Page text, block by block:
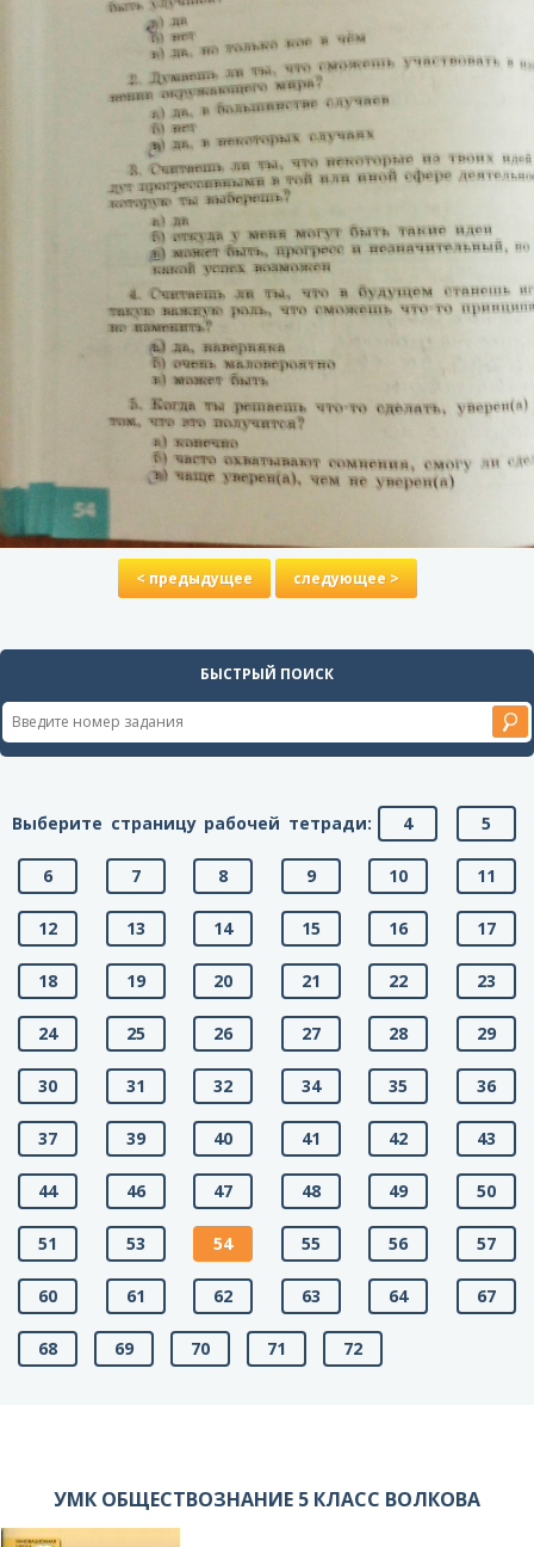
< предыдущее следующее >
БЫСТРЫЙ ПОИСК
Выберите страницу рабочей тетради: 4 5
6 7 8 9 10 11
12 13 14 15 16 17
18 19 20 21 22 23
24 25 26 27 28 29
30 31 32 34 35 36
37 39 40 41 42 43
44 46 47 48 49 50
51 53 54 55 56 57
60 61 62 63 64 67
68 69 70 71 72
УМК ОБЩЕСТВОЗНАНИЕ 5 КЛАСС ВОЛКОВА